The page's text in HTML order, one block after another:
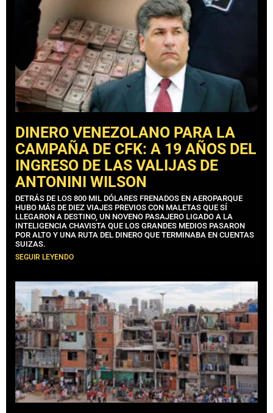
DINERO VENEZOLANO PARA LA
CAMPAÑA DE CFK: A 19 AÑOS DEL
INGRESO DE LAS VALIJAS DE
ANTONINI WILSON
DETRÁS DE LOS 800 MIL DÓLARES FRENADOS EN AEROPARQUE
HUBO MÁS DE DIEZ VIAJES PREVIOS CON MALETAS QUE SÍ
LLEGARON A DESTINO, UN NOVENO PASAJERO LIGADO A LA
INTELIGENCIA CHAVISTA QUE LOS GRANDES MEDIOS PASARON
POR ALTO Y UNA RUTA DEL DINERO QUE TERMINABA EN CUENTAS
SUIZAS.
SEGUIR LEYENDO